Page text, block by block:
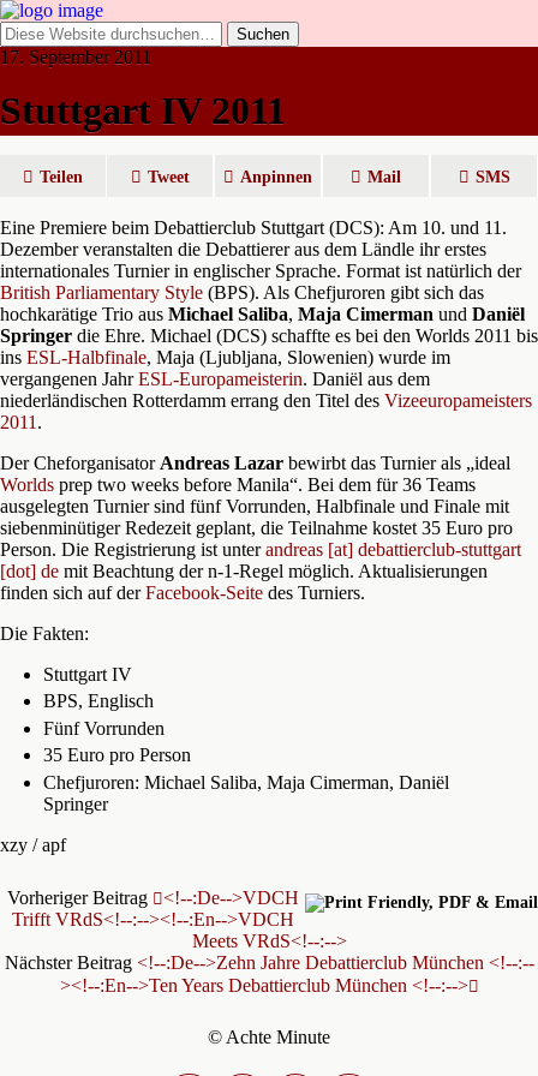
17. September 2011
Stuttgart IV 2011
Teilen Tweet Anpinnen Mail SMS
Eine Premiere beim Debattierclub Stuttgart (DCS): Am 10. und 11.
Dezember veranstalten die Debattierer aus dem Ländle ihr erstes
internationales Turnier in englischer Sprache. Format ist natürlich der
British Parliamentary Style (BPS). Als Chefjuroren gibt sich das
hochkarätige Trio aus Michael Saliba, Maja Cimerman und Daniël
Springer die Ehre. Michael (DCS) schaffte es bei den Worlds 2011 bis
ins ESL-Halbfinale, Maja (Ljubljana, Slowenien) wurde im
vergangenen JahrESL-Europameisterin. Daniël aus dem
niederländischen Rotterdamm errang den Titel des Vizeeuropameisters
2011 .
Der Cheforganisator Andreas Lazar bewirbt das Turnier als „ideal
Worlds prep two weeks before Manila“. Bei dem für 36 Teams
ausgelegten Turnier sind fünf Vorrunden, Halbfinale und Finale mit
siebenminütiger Redezeit geplant, die Teilnahme kostet 35 Euro pro
Person. Die Registrierung ist unterandreas [at] debattierclub-stuttgart
[dot] de mit Beachtung der n-1-Regel möglich. Aktualisierungen
finden sich auf derFacebook-Seite des Turniers.
Die Fakten:
Stuttgart IV
BPS, Englisch
Fünf Vorrunden
35 Euro pro Person
Chefjuroren: Michael Saliba, Maja Cimerman, Daniël
Springer
xzy / apf
Vorheriger Beitrag
<!--:de-->VDCH
Trifft VRdS<!--:--><!--:en-->VDCH
Meets VRdS<!--:-->
Nächster Beitrag <!--:de-->Zehn Jahre Debattierclub München <!--:--
><!--:en-->Ten Years Debattierclub München <!--:-->
© Achte Minute